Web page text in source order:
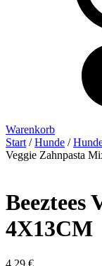
Warenkorb
Start /Hunde /
Veggie Zahnpasta
Beeztees
4X13CM
4,29 €